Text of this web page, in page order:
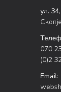
ул.
070
(0)2
Email: